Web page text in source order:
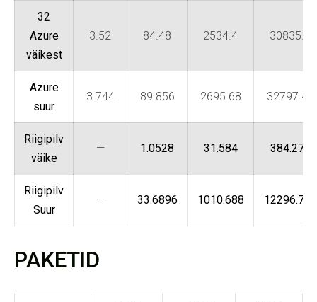
32
Azure
väikest
3.52 84.48 2534.4 30835.2
Azure
suur
3.744 89.856 2695.68 32797.44
Riigipilv
väike
— 1.0528 31.584 384.272
Riigipilv
Suur
— 33.6896 1010.688 12296.704
PAKETID